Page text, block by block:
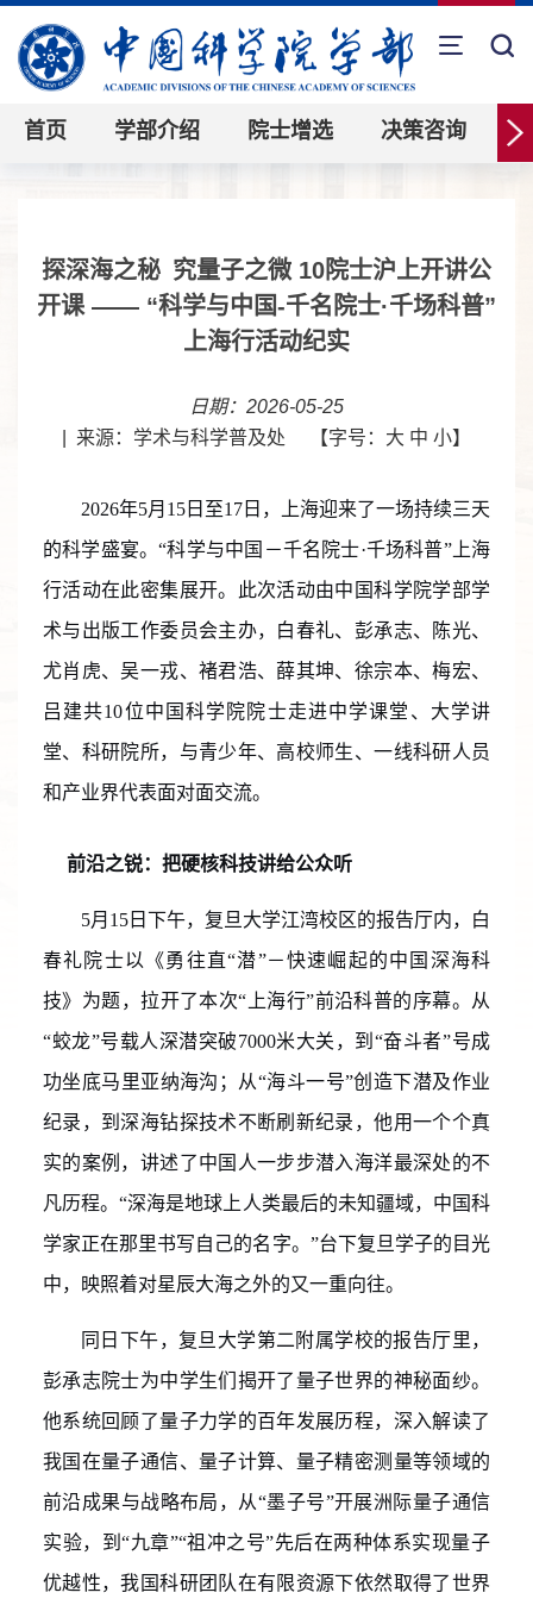
首页 学部介绍 院士增选 决策咨询
探深海之秘 究量子之微 10院士沪上开讲公
开课 —— “科学与中国-千名院士·千场科普”
上海行活动纪实
日期：2026-05-25
来源：学术与科学普及处 【字号： 大 中 小】
2026年5月 15 日至17 日，上海迎来了一场持续三天
的科学盛宴。“科学与中国－千名院士·千场科普”上海
行活动在此密集展开。
此次活动由中国科学院学部学
术与出版工作委员会主办， 白春礼、彭承志、陈光、
尤肖虎、吴一戎、 褚君浩、薛其坤、 徐宗本、梅宏、
吕建共10位中国科学院院士走进中学课堂、大学讲
堂、科研院所，与青少年、高校师生、一线科研人员
和产业界代表面对面交流。
前沿之锐：把硬核科技讲给公众听
5月 15 日下午，复旦大学江湾校区的报告厅内，白
春礼 院士以《勇往直“潜”－快速崛起的中国深海科
技》为题，拉开了本次“上海行”前沿科普的序幕。从
“蛟龙”号载人深潜突破7000米大关， 到“奋斗者”号成
功坐底马里亚纳海沟；从“海斗一号”创造下潜及作业
纪录，到深海钻探技术不断刷新纪录，他用一个个真
实的案例 ，讲述了中国人一步步潜入海洋最深处的不
凡历程。“深海是地球上 人类最后的未知疆域，中国科
学家正在那里书写自己的名字。 ”台下复旦学子的目光
中，映照着对星辰大海之外的又一重向往。
同日下午，复旦大学第二附属学校的报告厅里，
彭承志院士为中学生们揭开了量子世界的神秘面纱。
他系统回顾了量子力学的百年发展历程，深入解读了
我国在量子通信、量子计算、量子精密测量等领域的
前沿成果与战略布局 ，从“墨子号”开展洲际量子通信
实验，到“九章”“祖冲之号”先后在两种体系实现量子
优越性，我国科研团队在有限资源下依然取得了世界